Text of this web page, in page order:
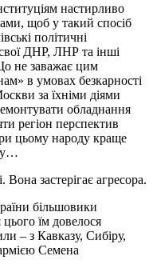
настирливо
щоб у такий спосіб
політичні
ДНР, ЛНР та інші
не заважає цим
в умовах безкарності
за їхніми діями
обладнання
регіон перспектив
цьому народу краще
Вона застерігає агресора.
більшовики
їм довелося
– з Кавказу, Сибіру,
Семена